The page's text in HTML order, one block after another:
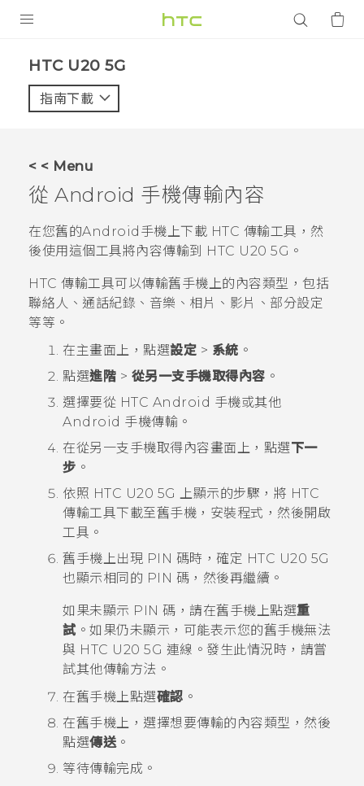
VIVE
應用程式
支援服務
登入
‎HTC U20 5G‎
指南下載
< < Menu
從 Android 手機傳輸內容
在您舊的Android 手機上下載 HTC 傳輸工具 ，然
後使用這個工具將內容傳輸到
HTC U20 5G 。
HTC 傳輸工具可以傳輸舊手機上的內容類型，包括
聯絡人、通話紀錄、音樂、相片、影片、部分設定
等等。
在主畫面上，點選設定 > 系統 。
點選進階 > 從另一支手機取得內容 。
選擇要從 HTC Android 手機或其他
Android 手機傳輸。
在從另一支手機取得內容畫面上，點選下一
步 。
依照 HTC U20 5G 上顯示的步驟，將 HTC
傳輸工具下載至舊手機，安裝程式，然後開啟
工具。
舊手機上出現 PIN 碼時，確定 HTC U20 5G
也顯示相同的 PIN 碼，然後再繼續。
如果未顯示 PIN 碼，請在舊手機上點選重
試 。如果仍未顯示，可能表示您的舊手機無法
與 HTC U20 5G 連線。發生此情況時，請嘗
試其他傳輸方法。
在舊手機上點選確認 。
在舊手機上，選擇想要傳輸的內容類型，然後
點選傳送。
等待傳輸完成。